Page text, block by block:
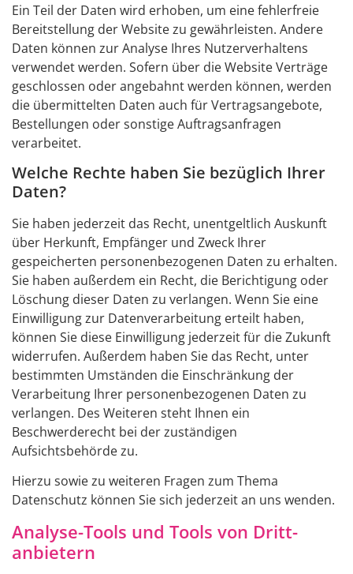
Ein Teil der Daten wird erhoben, um eine fehlerfreie
Bereitstellung der Website zu gewährleisten. Andere
Daten können zur Analyse Ihres Nutzerverhaltens
verwendet werden. Sofern über die Website Verträge
geschlossen oder angebahnt werden können, werden
die übermittelten Daten auch für Vertragsangebote,
Bestellungen oder sonstige Auftragsanfragen
verarbeitet.
Welche Rechte haben Sie bezüglich Ihrer
Daten?
Sie haben jederzeit das Recht, unentgeltlich Auskunft
über Herkunft, Empfänger und Zweck Ihrer
gespeicherten personenbezogenen Daten zu erhalten.
Sie haben außerdem ein Recht, die Berichtigung oder
Löschung dieser Daten zu verlangen. Wenn Sie eine
Einwilligung zur Datenverarbeitung erteilt haben,
können Sie diese Einwilligung jederzeit für die Zukunft
widerrufen. Außerdem haben Sie das Recht, unter
bestimmten Umständen die Einschränkung der
Verarbeitung Ihrer personenbezogenen Daten zu
verlangen. Des Weiteren steht Ihnen ein
Beschwerderecht bei der zuständigen
Aufsichtsbehörde zu.
Hierzu sowie zu weiteren Fragen zum Thema
Datenschutz können Sie sich jederzeit an uns wenden.
Analyse-Tools und Tools von Dritt­
anbietern